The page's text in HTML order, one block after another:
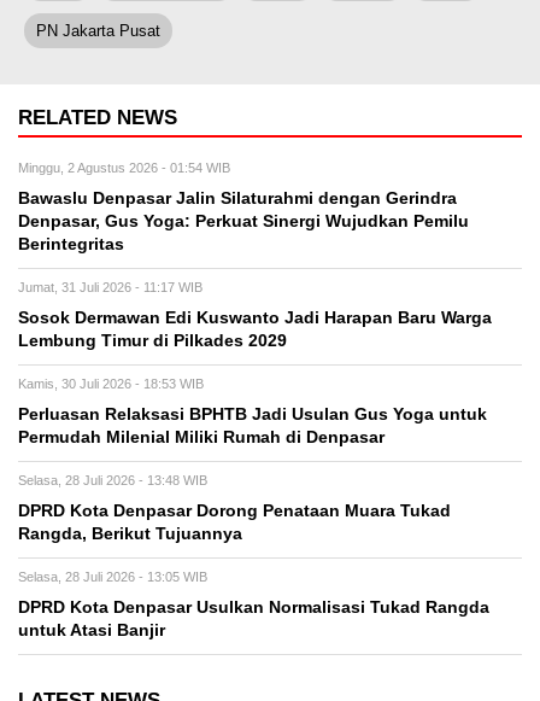
PN Jakarta Pusat
RELATED NEWS
Minggu, 2 Agustus 2026 - 01:54 WIB
Bawaslu Denpasar Jalin Silaturahmi dengan Gerindra
Denpasar, Gus Yoga: Perkuat Sinergi Wujudkan Pemilu
Berintegritas
Jumat, 31 Juli 2026 - 11:17 WIB
Sosok Dermawan Edi Kuswanto Jadi Harapan Baru Warga
Lembung Timur di Pilkades 2029
Kamis, 30 Juli 2026 - 18:53 WIB
Perluasan Relaksasi BPHTB Jadi Usulan Gus Yoga untuk
Permudah Milenial Miliki Rumah di Denpasar
Selasa, 28 Juli 2026 - 13:48 WIB
DPRD Kota Denpasar Dorong Penataan Muara Tukad
Rangda, Berikut Tujuannya
Selasa, 28 Juli 2026 - 13:05 WIB
DPRD Kota Denpasar Usulkan Normalisasi Tukad Rangda
untuk Atasi Banjir